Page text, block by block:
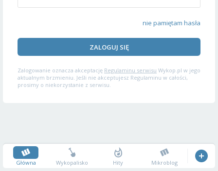
nie pamiętam hasła
ZALOGUJ SIĘ
Zalogowanie oznacza akceptację Regulaminu serwisu Wykop.pl w jego
aktualnym brzmieniu. Jeśli nie akceptujesz Regulaminu w całości,
prosimy o niekorzystanie z serwisu.
Główna Wykopalisko Hity Mikroblog